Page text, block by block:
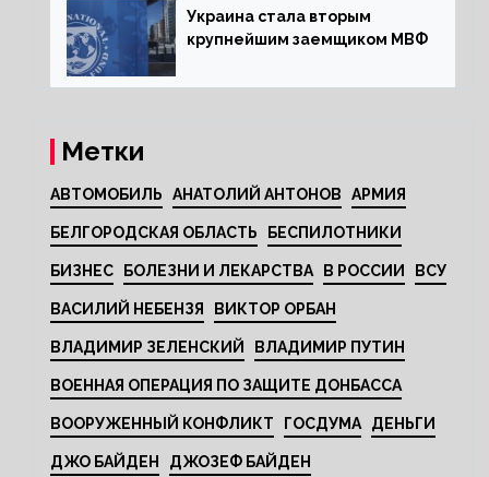
Украина стала вторым
крупнейшим заемщиком МВФ
Метки
АВТОМОБИЛЬ АНАТОЛИЙ АНТОНОВ АРМИЯ
БЕЛГОРОДСКАЯ ОБЛАСТЬ БЕСПИЛОТНИКИ
БИЗНЕС БОЛЕЗНИ И ЛЕКАРСТВА В РОССИИ ВСУ
ВАСИЛИЙ НЕБЕНЗЯ ВИКТОР ОРБАН
ВЛАДИМИР ЗЕЛЕНСКИЙ ВЛАДИМИР ПУТИН
ВОЕННАЯ ОПЕРАЦИЯ ПО ЗАЩИТЕ ДОНБАССА
ВООРУЖЕННЫЙ КОНФЛИКТ ГОСДУМА ДЕНЬГИ
ДЖО БАЙДЕН ДЖОЗЕФ БАЙДЕН